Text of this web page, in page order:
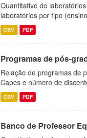
Quantitativo de
laboratórios por tipo
CSV PDF
Programas de pós-
Relação de programas de
Capes e número de
CSV PDF
Banco de Professor